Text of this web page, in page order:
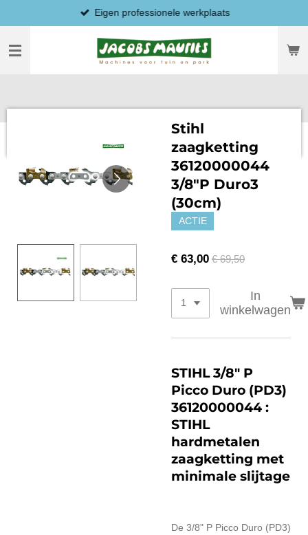
direct
naar
hoofdinhoud
Eigen professionele werkplaats
Stihl
zaagketting
36120000044
3/8"P Duro3
(30cm)
ACTIE
€ 63,00 € 69,50
In
winkelwagen
STIHL 3/8" P
Picco Duro (PD3)
36120000044 :
STIHL
hardmetalen
zaagketting met
minimale slijtage
De 3/8" P Picco Duro (PD3)